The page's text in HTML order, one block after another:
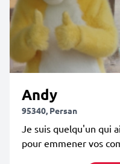
Andy
95340, Persan
Je suis quelqu'un qui
pour emmener vos